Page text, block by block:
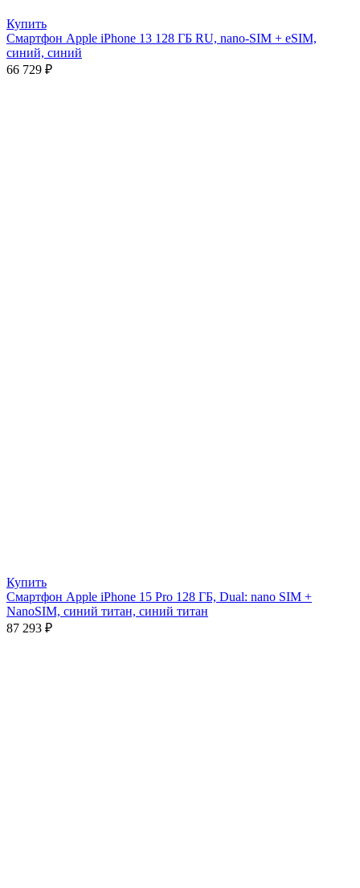
Купить
Смартфон Apple iPhone 13 128 ГБ RU, nano-SIM + eSIM,
синий, синий
66 729 ₽
Купить
Смартфон Apple iPhone 15 Pro 128 ГБ, Dual: nano SIM +
NanoSIM, синий титан, синий титан
87 293 ₽